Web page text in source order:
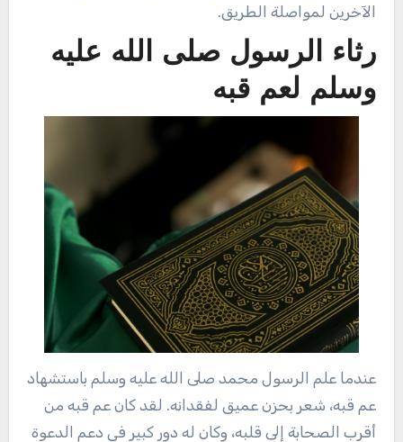
الآخرين لمواصلة الطريق.
رثاء الرسول صلى الله عليه
وسلم لعم قبه
عندما علم الرسول محمد صلى الله عليه وسلم باستشهاد
عم قبه، شعر بحزن عميق لفقدانه. لقد كان عم قبه من
أقرب الصحابة إلى قلبه، وكان له دور كبير في دعم الدعوة